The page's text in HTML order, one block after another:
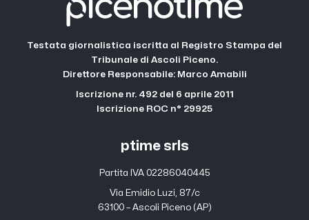
Testata giornalistica iscritta al Registro Stampa del
Tribunale di Ascoli Piceno.
Direttore Responsabile: Marco Amabili
Iscrizione nr. 492 del 6 aprile 2011
Iscrizione ROC n° 29925
ptime srls
Partita IVA 02286040445
Via Emidio Luzi, 87/c
63100 – Ascoli Piceno (AP)